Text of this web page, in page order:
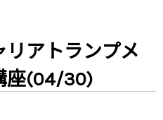
アトランプメ
座(04/30)